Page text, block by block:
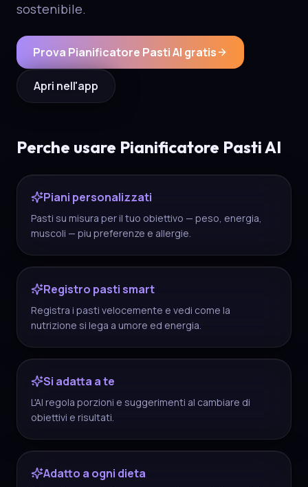
sostenibile.
Prova Pianificatore Pasti AI gratis
Apri nell'app
Perche usare Pianificatore Pasti AI
Piani personalizzati
Pasti su misura per il tuo obiettivo — peso, energia,
muscoli — piu preferenze e allergie.
Registro pasti smart
Registra i pasti velocemente e vedi come la
nutrizione si lega a umore ed energia.
Si adatta a te
L'AI regola porzioni e suggerimenti al cambiare di
obiettivi e risultati.
Adatto a ogni dieta